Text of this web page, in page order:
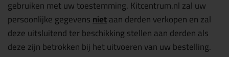
gebruiken met uw toestemming. Kitcentrum.nl zal uw
persoonlijke gegevensnietaan derden verkopen en zal
deze uitsluitend ter beschikking stellen aan derden als
deze zijn betrokken bij het uitvoeren van uw bestelling.